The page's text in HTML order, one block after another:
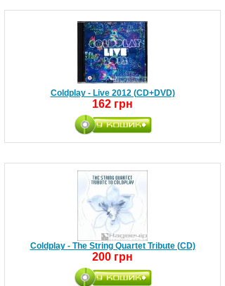
Coldplay - Live 2012 (CD+DVD)
162 грн
Coldplay - The String Quartet Tribute (CD)
200 грн